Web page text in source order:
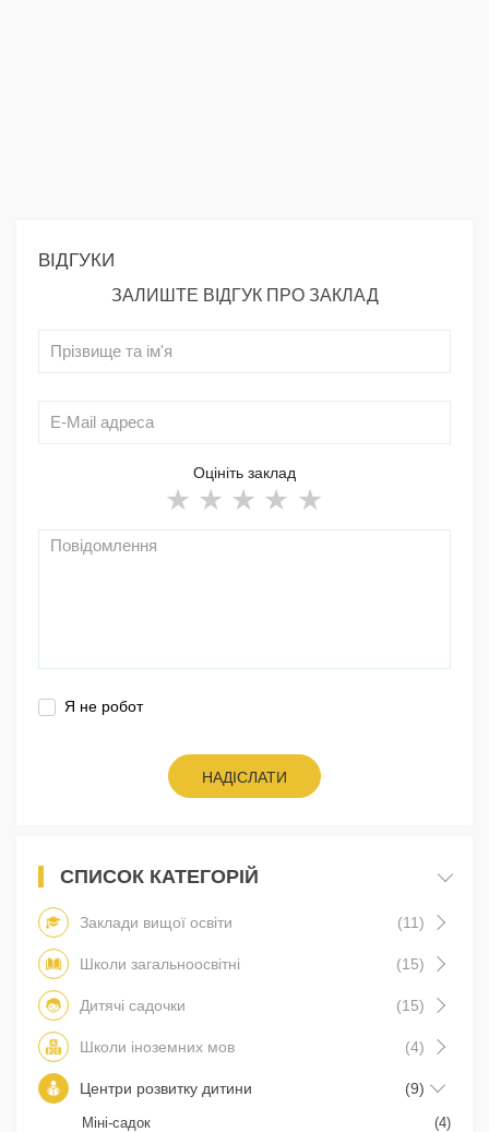
ВІДГУКИ
ЗАЛИШТЕ ВІДГУК ПРО ЗАКЛАД
Оцініть заклад
Я не робот
НАДІСЛАТИ
СПИСОК КАТЕГОРІЙ
Заклади вищої освіти (11)
Школи загальноосвітні (15)
Дитячі садочки (15)
Школи іноземних мов (4)
Центри розвитку дитини (9)
Міні-садок
(4)